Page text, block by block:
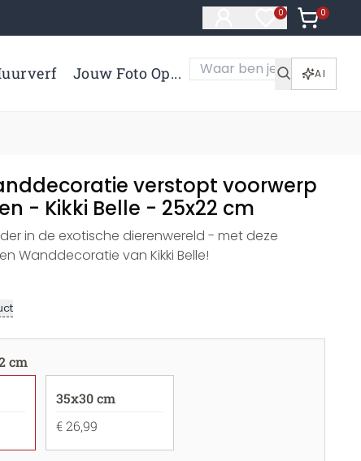
0
Artikelen in
0
Artikelen
Jouw Foto Op... AI
verstopt voorwerp
- Kikki Belle - 25x22 cm
in de exotische dierenwereld - met deze
Wanddecoratie van Kikki Belle!
cm
35x30 cm
€ 26,99